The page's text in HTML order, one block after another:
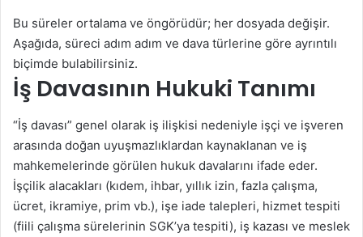
Bu süreler ortalama ve öngörüdür; her dosyada değişir.
Aşağıda, süreci adım adım ve dava türlerine göre ayrıntılı
biçimde bulabilirsiniz.
İş Davasının Hukuki Tanımı
“İş davası” genel olarak iş ilişkisi nedeniyle işçi ve işveren
arasında doğan uyuşmazlıklardan kaynaklanan ve iş
mahkemelerinde görülen hukuk davalarını ifade eder.
İşçilik alacakları (kıdem, ihbar, yıllık izin, fazla çalışma,
ücret, ikramiye, prim vb.), işe iade talepleri, hizmet tespiti
(fiili çalışma sürelerinin SGK’ya tespiti), iş kazası ve meslek